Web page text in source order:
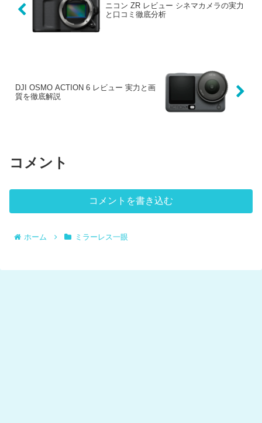
ニコン ZR レビュー シネマカメラの実力
と口コミ徹底分析
DJI OSMO ACTION 6 レビュー 実力と画
質を徹底解説
コメント
コメントを書き込む
ホーム ミラーレス一眼